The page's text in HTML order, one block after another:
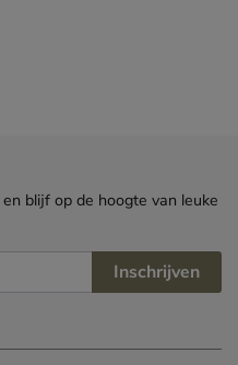
en blijf op de hoogte van leuke
Inschrijven